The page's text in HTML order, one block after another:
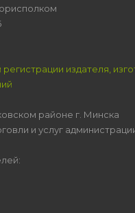
издателя,
районе г. Минска
и услуг